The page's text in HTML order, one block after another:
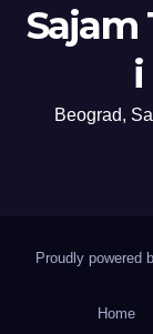
Sajam
i
Beograd,
Proudly powered
Home